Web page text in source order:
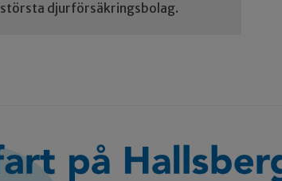
största djurförsäkringsbolag.